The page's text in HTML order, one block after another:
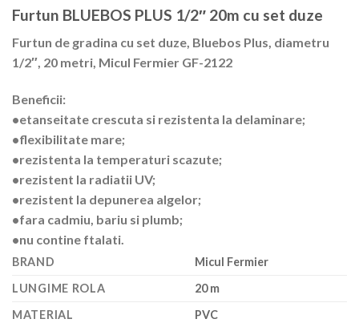
Furtun BLUEBOS PLUS 1/2″ 20m cu set duze
Furtun de gradina cu set duze, Bluebos Plus, diametru
1/2″, 20 metri, Micul Fermier GF-2122
Beneficii:
•etanseitate crescuta si rezistenta la delaminare;
•flexibilitate mare;
•rezistenta la temperaturi scazute;
•rezistent la radiatii UV;
•rezistent la depunerea algelor;
•fara cadmiu, bariu si plumb;
•nu contine ftalati.
BRAND
Micul Fermier
LUNGIME ROLA
20 m
MATERIAL
PVC